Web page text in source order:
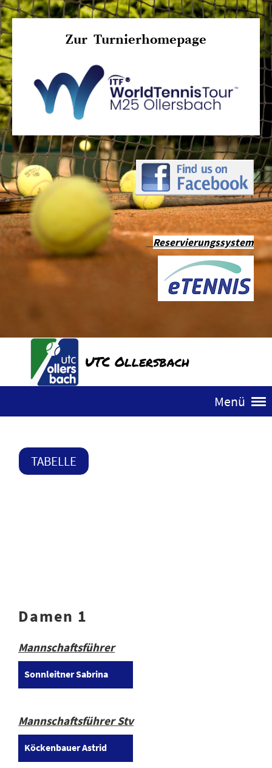
Zur Turnierhomepage
Reservierungssystem
UTC Ollersbach
Menü
TABELLE
Damen 1
Mannschaftsführer
Sonnleitner Sabrina
Mannschaftsführer Stv
Köckenbauer Astrid